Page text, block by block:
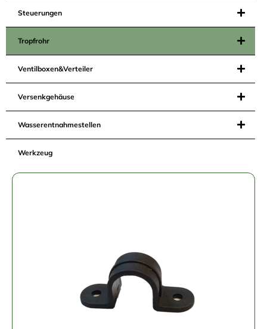
Steuerungen
Tropfrohr
Ventilboxen&Verteiler
Versenkgehäuse
Wasserentnahmestellen
Werkzeug